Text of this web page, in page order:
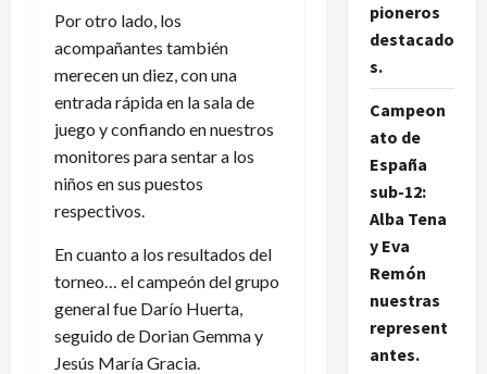
Por otro lado, los
acompañantes también
merecen un diez, con una
entrada rápida en la sala de
juego y confiando en nuestros
monitores para sentar a los
niños en sus puestos
respectivos.
En cuanto a los resultados del
torneo… el campeón del grupo
general fue Darío Huerta,
seguido de Dorian Gemma y
Jesús María Gracia.
pioneros
destacado
s.
Campeon
ato de
España
sub-12:
Alba Tena
y Eva
Remón
nuestras
represent
antes.